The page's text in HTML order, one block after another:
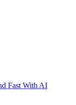
Fast With AI